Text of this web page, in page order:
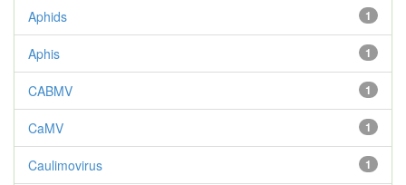
1
Aphids
1
Aphis
1
CABMV
1
CaMV
1
Caulimovirus